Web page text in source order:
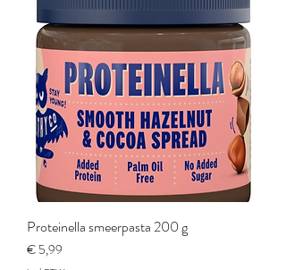
Proteinella smeerpasta 200 g
Prijs
€ 5,99